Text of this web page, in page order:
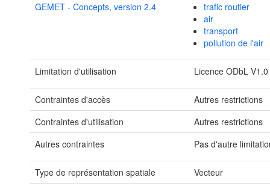
GEMET - Concepts, version 2.4
trafic routier
air
transport
pollution de l'air
Limitation d'utilisation Licence ODbL V1.0
Contraintes d'accès
Autres restrictions
Contraintes d'utilisation
Autres restrictions
Autres contraintes
Pas d'autre
Type de représentation spatiale
Vecteur